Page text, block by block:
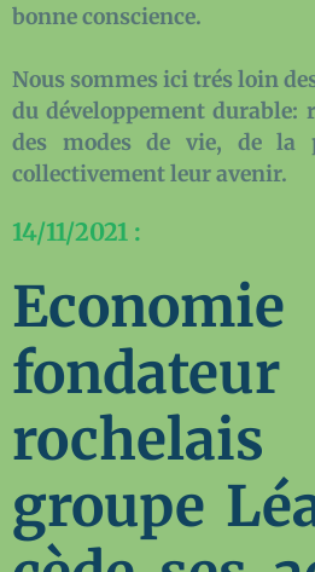
bonne conscience.
Nous sommes ici trés loin
du développement durable:
des modes de vie, de la
collectivement leur avenir.
14/11/2021 :
fondateur
groupe